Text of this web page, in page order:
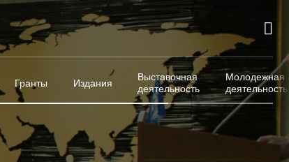
Гранты Издания
Выставочная
деятельность
Молодежная
деятельность